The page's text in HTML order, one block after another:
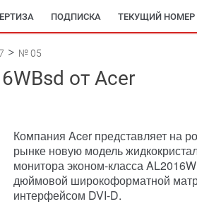
ПОДПИСКА ТЕКУЩИЙ НОМЕР
№ 05
от Acer
Компания Acer представляет на
рынке новую модель
монитора эконом-класса
дюймовой широкоформатной
интерфейсом DVI-D.